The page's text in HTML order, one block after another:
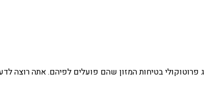
בטיחות המזון שהם פועלים לפיהם. אתה רוצה